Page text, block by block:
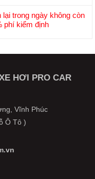
trong ngày không còn
phí kiểm định
HƠI PRO CAR
Vĩnh Phúc
Ô Tô )